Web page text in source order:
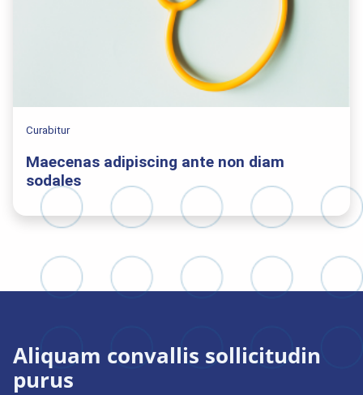
Curabitur
Maecenas adipiscing ante non diam
sodales
Aliquam convallis sollicitudin
purus